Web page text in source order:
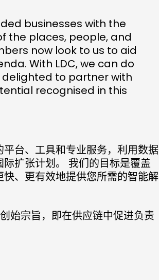
businesses with the
the places, people, and
now look to us to aid
With LDC, we can do
to partner with
recognised in this
台、工具和专业服务，利用数据
扩张计划。 我们的目标是覆盖
、更有效地提供您所需的智能解
始宗旨，即在供应链中促进负责